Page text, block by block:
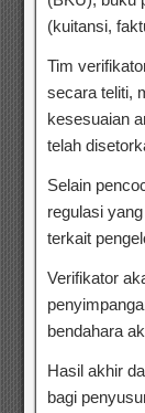
(kuitansi,
Tim
secara teliti,
kesesuaian
telah
Selain
regulasi
terkait
Verifikator
bendahara
Hasil akhir
bagi